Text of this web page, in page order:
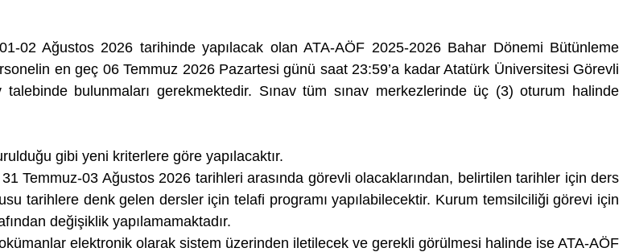
02 Ağustos 2026 tarihinde yapılacak olan ATA-AÖF 2025-2026 Bahar Dönemi Bütünleme
en geç 06 Temmuz 2026 Pazartesi günü saat 23:59’a kadar Atatürk Üniversitesi Görevli
bulunmaları gerekmektedir. Sınav tüm sınav merkezlerinde üç (3) oturum halinde
gibi yeni kriterlere göre yapılacaktır.
Temmuz-03 Ağustos 2026 tarihleri arasında görevli olacaklarından, belirtilen tarihler için ders
tarihlere denk gelen dersler için telafi programı yapılabilecektir. Kurum temsilciliği görevi için
değişiklik yapılamamaktadır.
elektronik olarak sistem üzerinden iletilecek ve gerekli görülmesi halinde ise ATA-AÖF